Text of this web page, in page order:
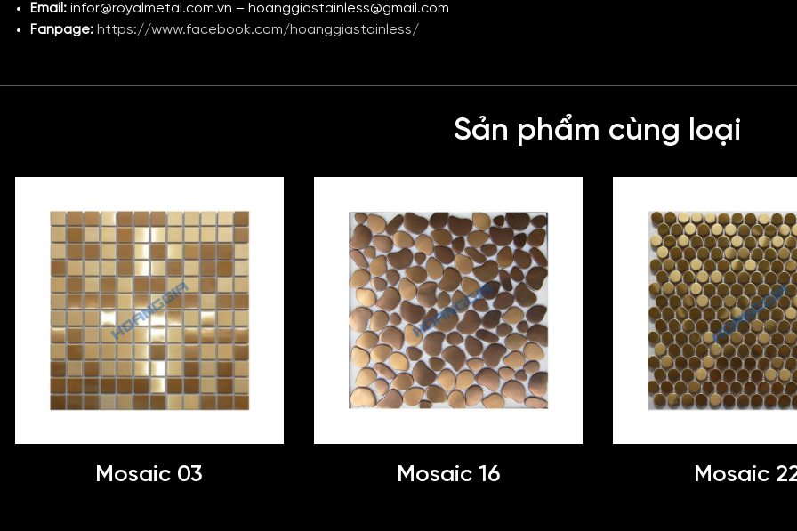
Email: infor@royalmetal.com.vn – hoanggiastainless@gmail.com
Fanpage: https://www.facebook.com/hoanggiastainless/
Sản phẩm cùng loại
Mosaic 03 Mosaic 16 Mosaic